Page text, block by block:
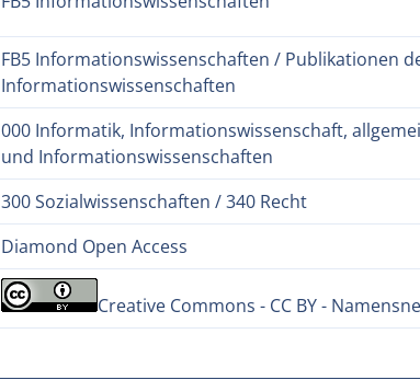
FB5 Informationswissenschaften / Publikationen
Informationswissenschaften
000 Informatik, Informationswissenschaft,
und Informationswissenschaften
300 Sozialwissenschaften / 340 Recht
Diamond Open Access
Creative Commons - CC BY -